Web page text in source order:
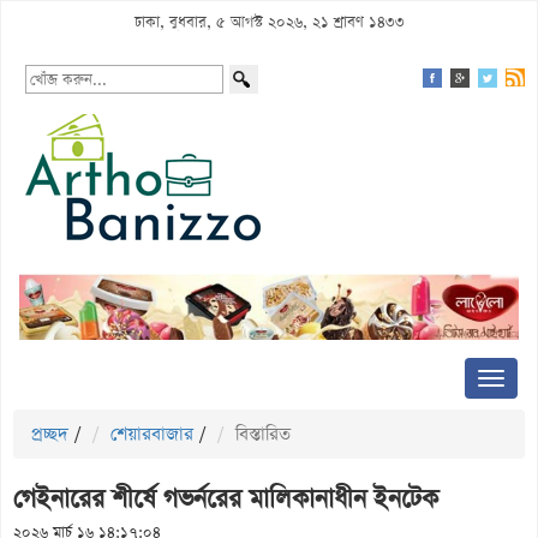
ঢাকা, বুধবার, ৫ আগস্ট ২০২৬, ২১ শ্রাবণ ১৪৩৩
প্রচ্ছদ / শেয়ারবাজার / বিস্তারিত
গেইনারের শীর্ষে গভর্নরের মালিকানাধীন ইনটেক
২০২৬ মার্চ ১৬ ১৪:১৭:০৪